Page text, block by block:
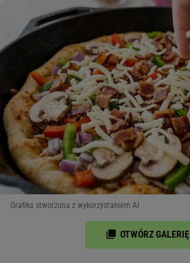
Grafika stworzona z wykorzystaniem AI
OTWÓRZ GALERIĘ